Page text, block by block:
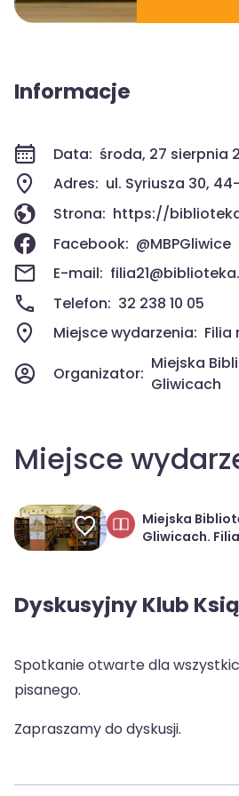
Informacje
Data: środa, 27 sierpnia
Adres: ul. Syriusza 30,
Strona: https://
Facebook: @MBPGliwice
E-mail:
Telefon: 32 238 10 05
Miejsce wydarzenia: Filia
Organizator:
Miejska
Gliwicach
Miejsce
Miejska
Gliwicach. Filia
Dyskusyjny Klub
Spotkanie otwarte dla
pisanego.
Zapraszamy do dyskusji.